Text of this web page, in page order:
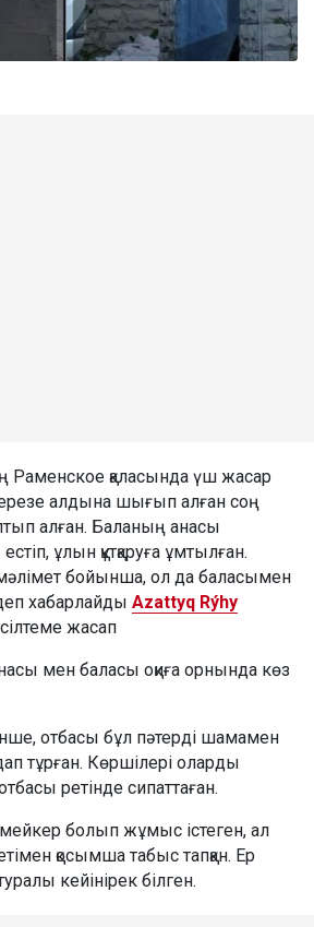
қаласында үш жасар
алдына шығып алған соң
алған. Баланың анасы
ұлын құтқаруға ұмтылған.
бойынша, ол да баласымен
хабарлайды Azattyq Rýhy
жасап
мен баласы оқиға орнында көз
отбасы бұл пәтерді шамамен
тұрған. Көршілері оларды
ретінде сипаттаған.
болып жұмыс істеген, ал
қосымша табыс тапқан. Ер
кейінірек білген.